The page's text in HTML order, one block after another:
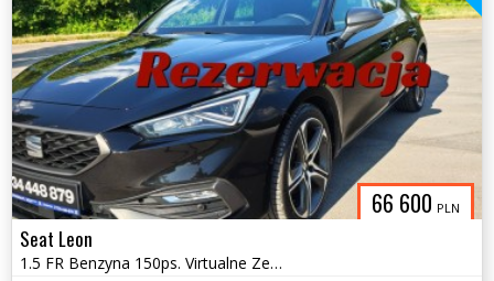
66 600 PLN
Seat Leon
1.5 FR Benzyna 150ps. Virtualne Zegary Klimatronic x3 Indukcja 2021